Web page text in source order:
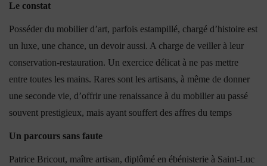
Le constat
Posséder du mobilier d’art, parfois estampillé, chargé d’histoire est
un luxe, une chance, un devoir aussi. A charge de veiller à leur
conservation-restauration. Un exercice délicat à ne pas mettre
entre toutes les mains. Rares sont les artisans, à même de donner
une seconde vie, d’offrir une renaissance à du mobilier au passé
souvent prestigieux, mais ayant souffert des affres du temps
Un parcours sans faute
Patrice Bricout, maître artisan, diplômé en ébénisterie à Saint-Luc